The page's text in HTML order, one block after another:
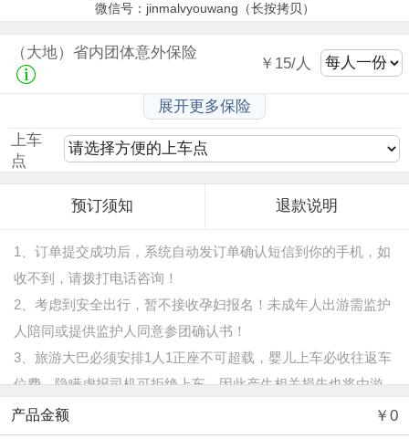
微信号：jinmalvyouwang（长按拷贝）
（大地）省内团体意外保险
￥15/人
展开更多保险
上车
点
预订须知 退款说明
1、订单提交成功后，系统自动发订单确认短信到你的手机，如
收不到，请拨打电话咨询！
2、考虑到安全出行，暂不接收孕妇报名！未成年人出游需监护
人陪同或提供监护人同意参团确认书！
3、旅游大巴必须安排1人1正座不可超载，婴儿上车必收往返车
位费，隐瞒虚报司机可拒绝上车，因此产生相关损失也将由游
客承担！
产品金额 ￥0